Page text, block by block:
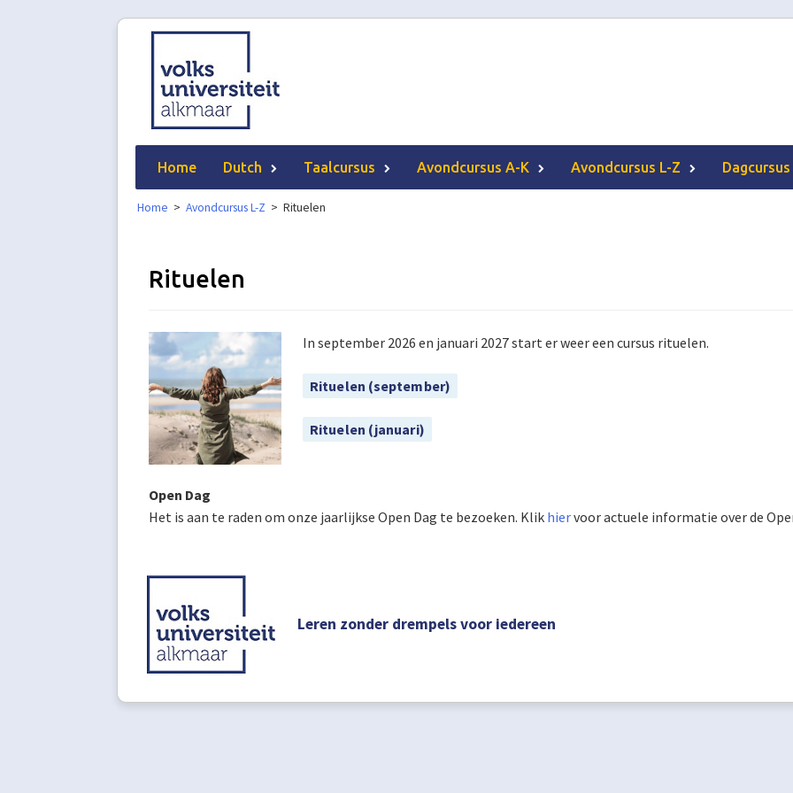
Skip
content
Home Dutch Taalcursus Avondcursus A-K Avondcursus L-Z Dagcursus
Home > Avondcursus L-Z > Rituelen
Rituelen
In september 2026 en januari 2027 start er weer een cursus rituelen.
Rituelen (september)
Rituelen (januari)
Open Dag
Het is aan te raden om onze jaarlijkse Open Dag te bezoeken. Klik hiervoor actuele informatie over de
Leren zonder drempels voor iedereen